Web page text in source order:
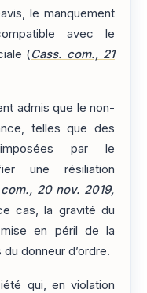
le manquement
avec le
(Cass. com., 21
admis que le non-
telles que des
imposées par le
une résiliation
20 nov. 2019,
cas, la gravité du
en péril de la
donneur d’ordre.
qui, en violation